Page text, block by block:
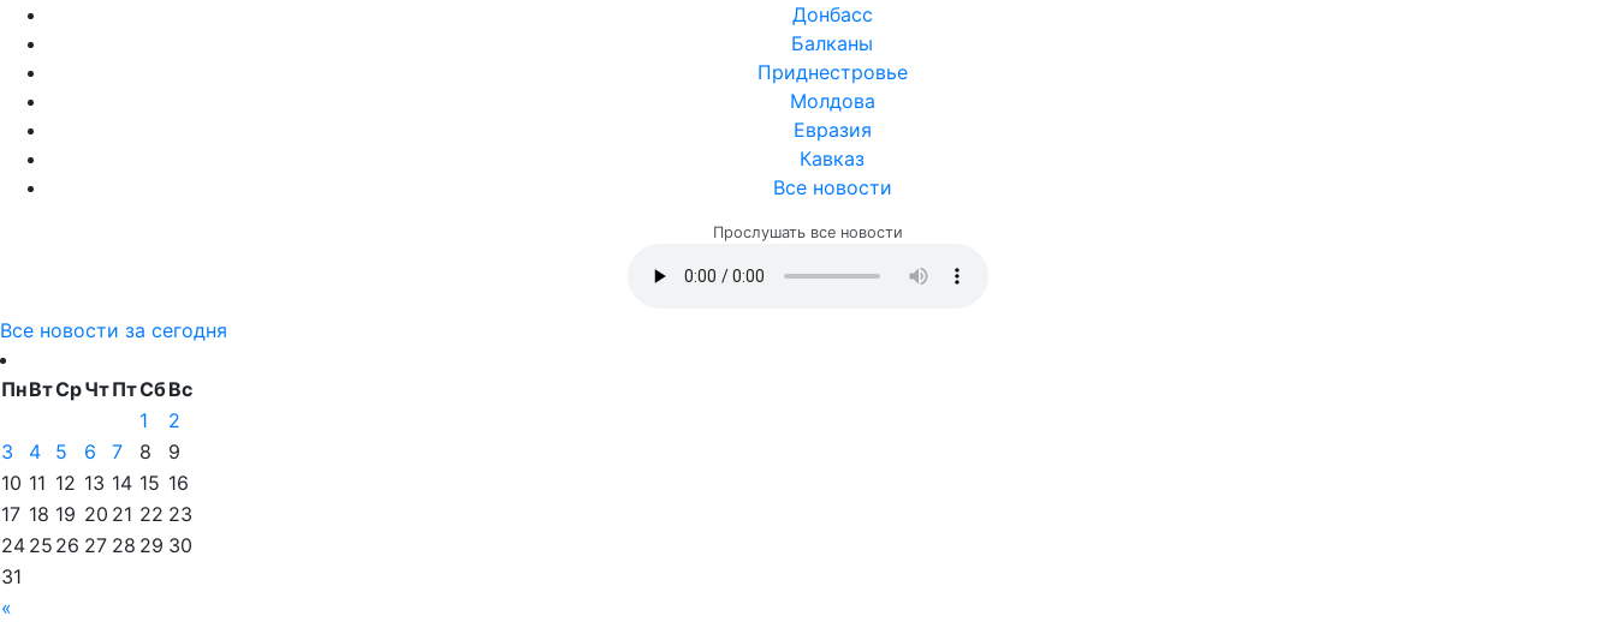
Донбасс
Балканы
Приднестровье
Молдова
Евразия
Кавказ
Все новости
Прослушать все новости
Все новости за сегодня
ПнВтСрЧтПтСбВс
«
1
2
3
4 5 6 7 8
9
10 11 12 13 14 15 16
17 18 19 20 21 22 23
24 25 26 27 28 29 30
31